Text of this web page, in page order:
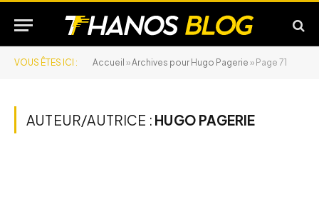
VOUS ÊTES ICI : Accueil »Archives pour Hugo Pagerie » Page 71
AUTEUR/AUTRICE : HUGO PAGERIE